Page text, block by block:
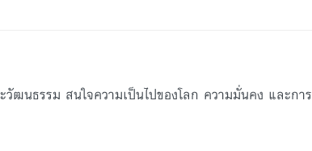
นธรรม สนใจความเป็นไปของโลก ความมั่นคง และการ